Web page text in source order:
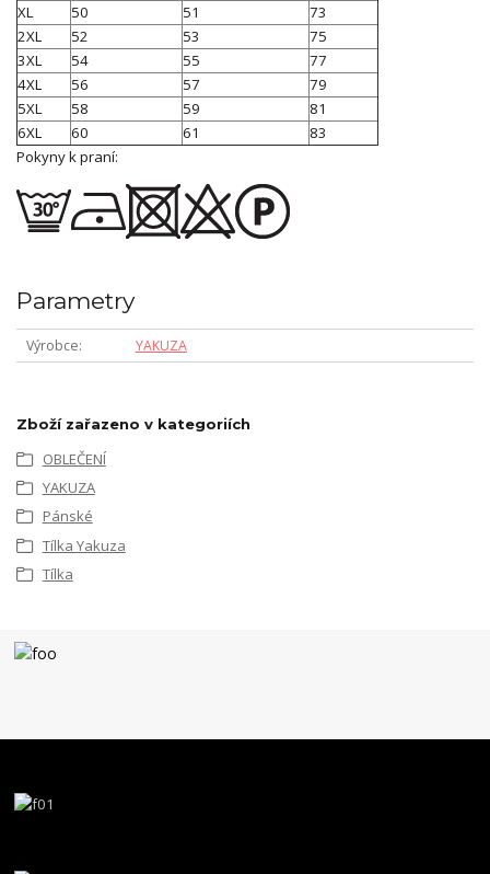
XL
50 51
73
2XL
52 53
75
3XL
54 55
77
4XL
56 57
79
5XL
58 59
81
6XL
60 61
83
Pokyny k praní:
Parametry
Výrobce YAKUZA
Zboží zařazeno v kategoriích
OBLEČENÍ
YAKUZA
Pánské
Tílka Yakuza
Tílka